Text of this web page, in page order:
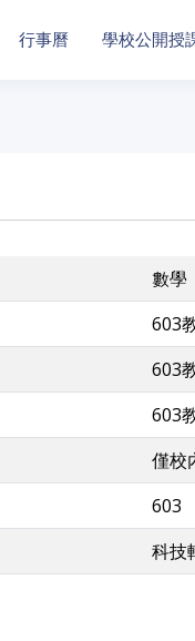
行事曆 學校公開授
數學
603
603
603
僅校
603
科技